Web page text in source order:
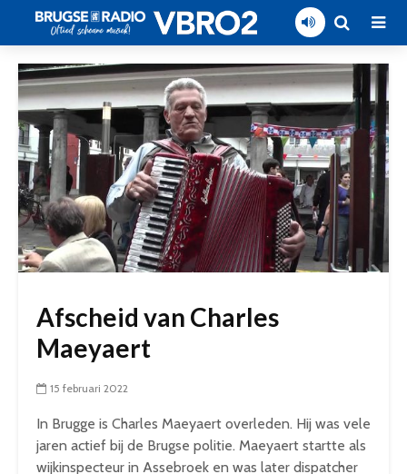
Afscheid van Charles
Maeyaert
15 februari 2022
In Brugge is Charles Maeyaert overleden. Hij was vele
jaren actief bij de Brugse politie. Maeyaert startte als
wijkinspecteur in Assebroek en was later dispatcher